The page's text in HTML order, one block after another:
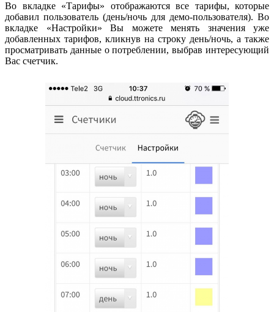
Во вкладке «Тарифы» отображаются все тарифы, которые
добавил пользователь (день/ночь для демо-пользователя). Во
вкладке «Настройки» Вы можете менять значения уже
добавленных тарифов, кликнув на строку день/ночь, а также
просматривать данные о потреблении, выбрав интересующий
Вас счетчик.